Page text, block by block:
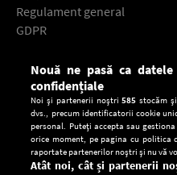
Regulament general
GDPR
Descarcă gratuit aplicaţia
Nouă ne pasă ca
confidențiale
Noi și partenerii noștri585 stocăm
dvs., precum identificatorii cookie
personal. Puteți accepta sau
orice moment, pe pagina cu politica
raportate partenerilor noștri și nu vă
Atât noi, cât și partenerii